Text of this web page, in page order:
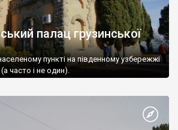
палац грузинської
пункті на південному узбережжі
часто і не один).